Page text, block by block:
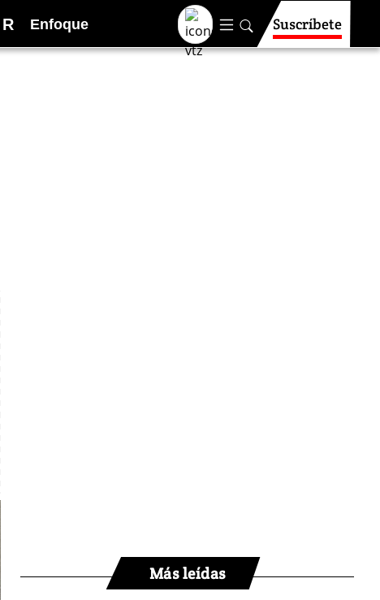
R Enfoque Suscríbete
Más leídas